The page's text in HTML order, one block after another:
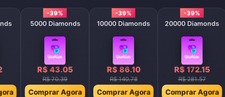
-39%
5000 Diamonds
R$ 43.05
R$ 70.39
Comprar Agora
-39%
10000 Diamonds
R$ 86.10
R$ 140.78
Comprar Agora
-39%
20000 Diamonds
R$ 172.15
R$ 281.57
Comprar Agora